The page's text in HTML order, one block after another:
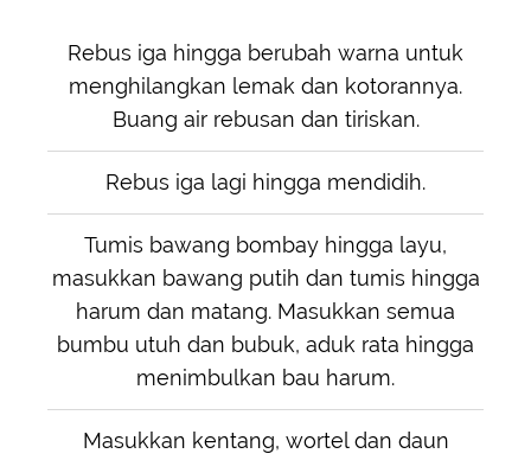
Rebus iga hingga berubah warna untuk
menghilangkan lemak dan kotorannya.
Buang air rebusan dan tiriskan.
Rebus iga lagi hingga mendidih.
Tumis bawang bombay hingga layu,
masukkan bawang putih dan tumis hingga
harum dan matang. Masukkan semua
bumbu utuh dan bubuk, aduk rata hingga
menimbulkan bau harum.
Masukkan kentang, wortel dan daun